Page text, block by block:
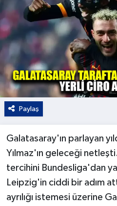
Paylaş
Galatasaray'ın parlayan
Yılmaz'ın geleceği
tercihini Bundesliga'dan
Leipzig'in ciddi bir adım
ayrılığı istemesi üzerine
Kültür - Sanat
Yaşam